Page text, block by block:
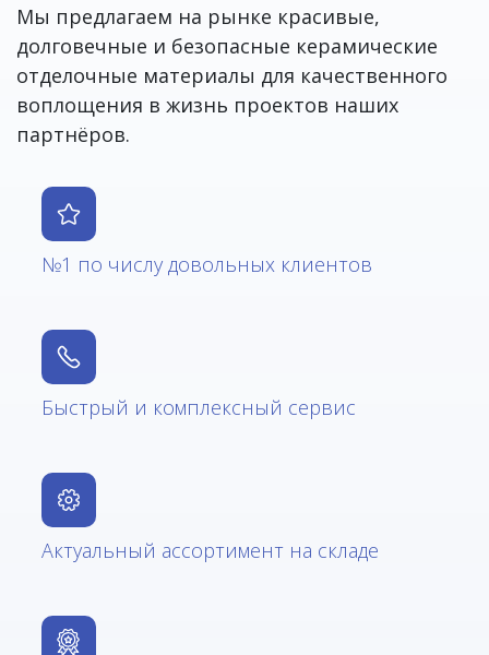
Мы предлагаем на рынке красивые,
долговечные и безопасные керамические
отделочные материалы для качественного
воплощения в жизнь проектов наших
партнёров.
№1 по числу довольных клиентов
Быстрый и комплексный сервис
Актуальный ассортимент на складе